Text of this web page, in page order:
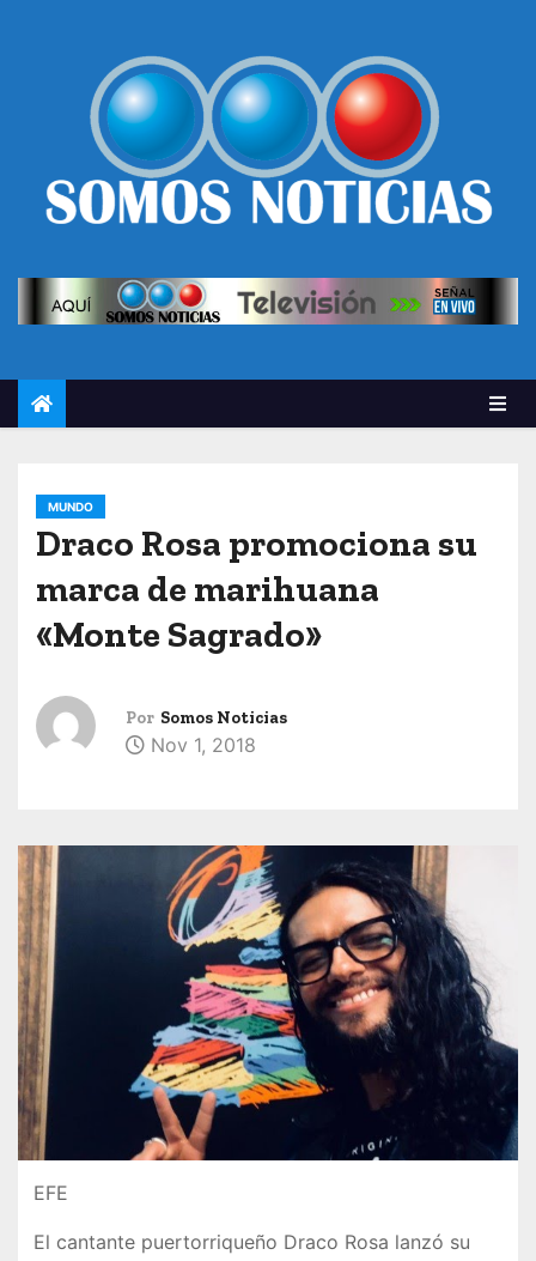
MUNDO
Draco Rosa promociona su
marca de marihuana
«Monte Sagrado»
Por Somos Noticias
Nov 1, 2018
EFE
El cantante puertorriqueño Draco Rosa lanzó su